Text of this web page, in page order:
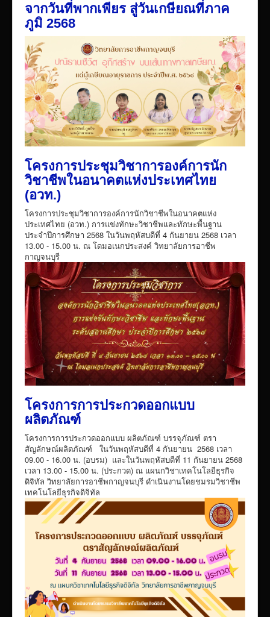
จากวันที่พากเพียร สู่วันเกษียณที่ภาค
ภูมิ 2568
โครงการประชุมวิชาการองค์การนัก
วิชาชีพในอนาคตแห่งประเทศไทย
(อวท.)
โครงการประชุมวิชาการองค์การนักวิชาชีพในอนาคตแห่ง
ประเทศไทย (อวท.) การแข่งทักษะวิชาชีพและทักษะพื้นฐาน
ประจำปีการศึกษา 2568 ในวันพฤหัสบดีที่ 4 กันยายน 2568 เวลา
13.00 - 15.00 น. ณ โดมอเนกประสงค์ วิทยาลัยการอาชีพ
กาญจนบุรี
โครงการการประกวดออกแบบ
ผลิตภัณฑ์
โครงการการประกวดออกแบบ ผลิตภัณฑ์ บรรจุภัณฑ์ ตรา
สัญลักษณ์ผลิตภัณฑ์ ในวันพฤหัสบดีที่ 4 กันยายน 2568 เวลา
09.00 - 16.00 น. (อบรม) และในวันพฤหัสบดีที่ 11 กันยายน 2568
เวลา 13.00 - 15.00 น. (ประกวด) ณ แผนกวิชาเทคโนโลยีธุรกิจ
ดิจิทัล วิทยาลัยการอาชีพกาญจนบุรี ดำเนินงานโดยชมรมวิชาชีพ
เทคโนโลยีธุรกิจดิจิทัล